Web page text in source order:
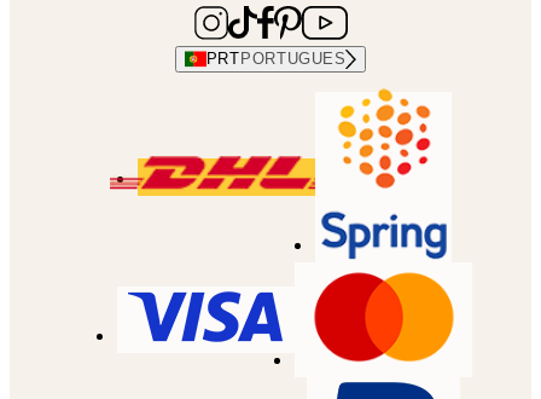
PRT PORTUGUES